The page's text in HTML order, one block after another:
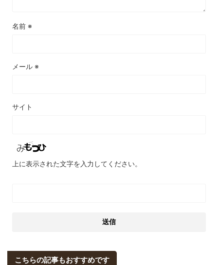
名前 ※
メール ※
サイト
上に表示された文字を入力してください。
こちらの記事もおすすめです